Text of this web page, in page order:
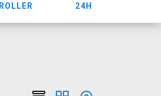
ROLLER 24H